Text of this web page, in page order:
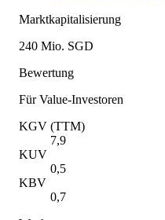
Marktkapitalisierung
240 Mio. SGD
Bewertung
Für Value-Investoren
KGV (TTM)
7,9
KUV
0,5
KBV
0,7